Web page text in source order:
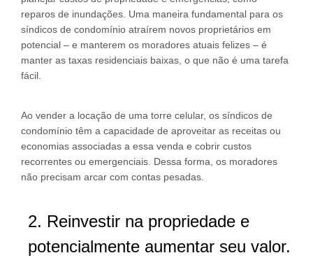
reparos de inundações. Uma maneira fundamental para os
síndicos de condomínio atraírem novos proprietários em
potencial – e manterem os moradores atuais felizes – é
manter as taxas residenciais baixas, o que não é uma tarefa
fácil.
Ao vender a locação de uma torre celular, os síndicos de
condomínio têm a capacidade de aproveitar as receitas ou
economias associadas a essa venda e cobrir custos
recorrentes ou emergenciais. Dessa forma, os moradores
não precisam arcar com contas pesadas.
2. Reinvestir na propriedade e
potencialmente aumentar seu valor.